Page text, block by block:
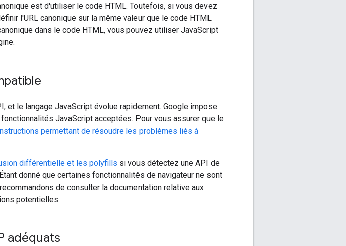
est d'utiliser le code HTML. Toutefois, si vous devez
l'URL canonique sur la même valeur que le code HTML
dans le code HTML, vous pouvez utiliser JavaScript
et le langage JavaScript évolue rapidement. Google impose
JavaScript acceptées. Pour vous assurer que le
permettant de résoudre les problèmes liés à
différentielle et les polyfills si vous détectez une API de
donné que certaines fonctionnalités de navigateur ne sont
de consulter la documentation relative aux
potentielles.
adéquats